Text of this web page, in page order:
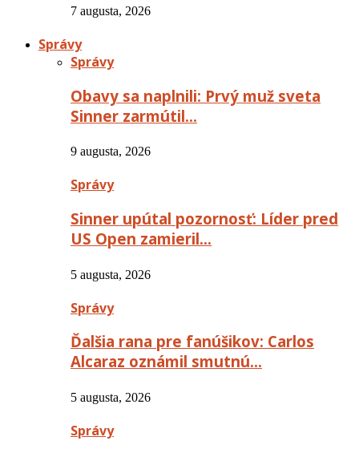
7 augusta, 2026
Správy
Správy
Obavy sa naplnili: Prvý muž sveta
Sinner zarmútil…
9 augusta, 2026
Správy
Sinner upútal pozornosť: Líder pred
US Open zamieril…
5 augusta, 2026
Správy
Ďalšia rana pre fanúšikov: Carlos
Alcaraz oznámil smutnú…
5 augusta, 2026
Správy